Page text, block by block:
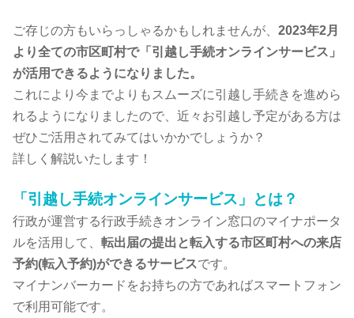
ご存じの方もいらっしゃるかもしれませんが、 2023年2月
より全ての市区町村で「引越し手続オンラインサービス」
が活用できるようになりました。
これにより今までよりもスムーズに引越し手続きを進めら
れるようになりましたので、近々お引越し予定がある方は
ぜひご活用されてみてはいかかでしょうか？
詳しく解説いたします！
「引越し手続オンラインサービス」とは？
行政が運営する行政手続きオンライン窓口のマイナポータ
ルを活用して、 転出届の提出と転入する市区町村への来店
予約(転入予約)ができるサービスです。
マイナンバーカードをお持ちの方であればスマートフォン
で利用可能です。